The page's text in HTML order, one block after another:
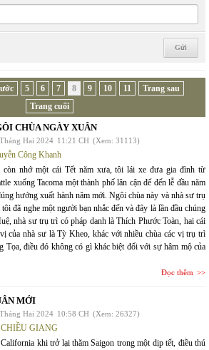
5 6 7 8 9 10 11
Trang sau
Trang cuối
CHÙA NGÀY XUÂN
Hai 2024 11:21 CH (Xem: 31113)
Công Khanh
còn nhớ một cái Tết năm xưa, tôi lái xe đưa gia đình từ
xuống Tacoma một thành phố lân cận để đến lễ đầu năm
hướng xuất hành năm mới. Ngôi chùa này và nhà sư trụ
đã nghe một người bạn nhắc đến và đây là lần đầu chúng
nhà sư trụ trì có pháp danh là Thích Phước Toàn, hai cái
của nhà sư là Tỳ Kheo, khác với nhiều chùa các vị trụ trì
Tọa, điều đó không có gì khác biệt đối với sự hâm mộ của
Đọc thêm
MỚI
Hai 2024 10:58 CH (Xem: 26327)
GIANG
khi trở lại thăm Saigon trong một dịp tết, điều thú